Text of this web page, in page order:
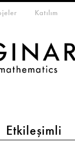
Etkileşimli
Katılım